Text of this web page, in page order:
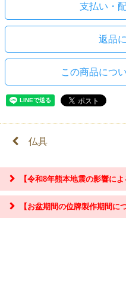
支払い・
返品
この商品につ
仏具
【令和8年熊本地震の影響に
【お盆期間の位牌製作期間に